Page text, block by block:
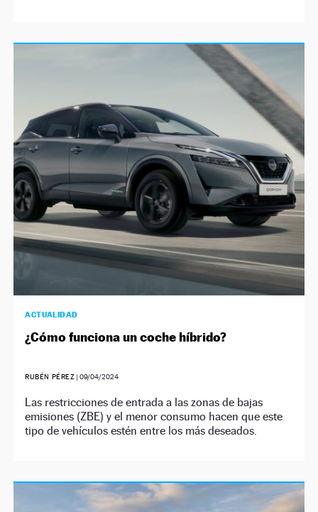
ACTUALIDAD
¿Cómo funciona un coche híbrido?
RUBÉN PÉREZ |09/04/2024
Las restricciones de entrada a las zonas de bajas
emisiones (ZBE) y el menor consumo hacen que este
tipo de vehículos estén entre los más deseados.